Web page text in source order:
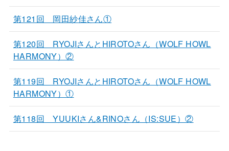
第121回 岡田紗佳さん①
第120回 RYOJIさんとHIROTOさん（WOLF HOWL
HARMONY）②
第119回 RYOJIさんとHIROTOさん（WOLF HOWL
HARMONY）①
第118回 YUUKIさん&RINOさん（IS:SUE）②